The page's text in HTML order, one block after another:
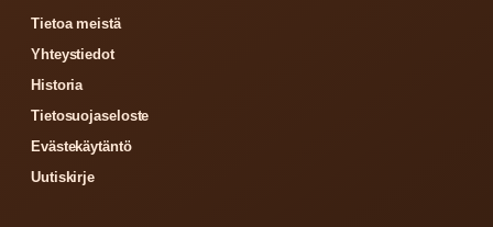
Tietoa meistä
Yhteystiedot
Historia
Tietosuojaseloste
Evästekäytäntö
Uutiskirje